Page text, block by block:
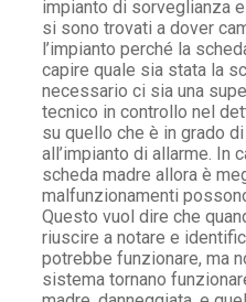
impianto di sorveglianza
si sono trovati a dover
l’impianto perché la
capire quale sia stata la
necessario ci sia una
tecnico in controllo nel
su quello che è in grado
all’impianto di allarme. In
scheda madre allora è
malfunzionamenti
Questo vuol dire che
riuscire a notare e
potrebbe funzionare, ma
sistema tornano